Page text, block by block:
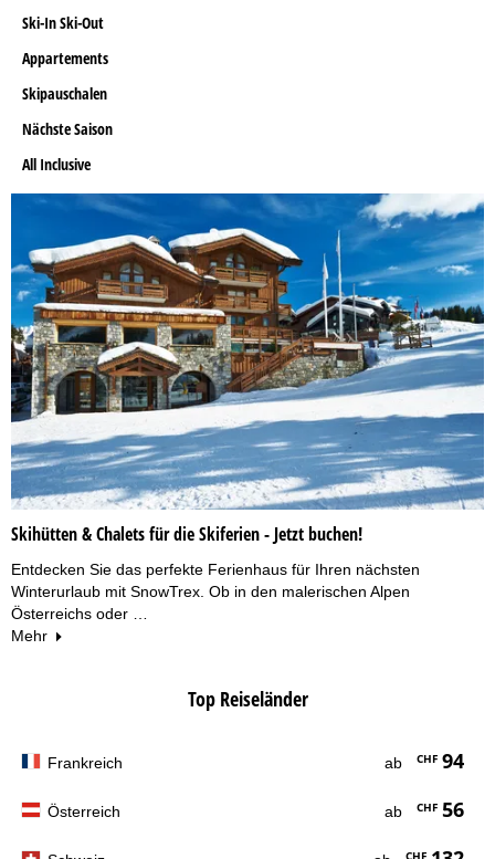
Ski-In Ski-Out
Appartements
Skipauschalen
Nächste Saison
All Inclusive
Skihütten & Chalets für die Skiferien - Jetzt buchen!
Entdecken Sie das perfekte Ferienhaus für Ihren nächsten
Winterurlaub mit SnowTrex. Ob in den malerischen Alpen
Österreichs oder …
Mehr
Top Reiseländer
Frankreich ab CHF94
Österreich ab CHF56
CHF